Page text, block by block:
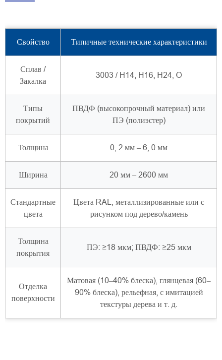
Свойство Типичные технические характеристики
Сплав /
Закалка
3003 / H14, H16, H24, O
Типы
покрытий
ПВДФ (высокопрочный материал) или
ПЭ (полиэстер)
Толщина 0, 2 мм – 6, 0 мм
Ширина 20 мм – 2600 мм
Стандартные
цвета
Цвета RAL, металлизированные или с
рисунком под дерево/камень
Толщина
покрытия
ПЭ: ≥18 мкм; ПВДФ: ≥25 мкм
Отделка
поверхности
Матовая (10–40% блеска), глянцевая (60–
90% блеска), рельефная, с имитацией
текстуры дерева и т. д.